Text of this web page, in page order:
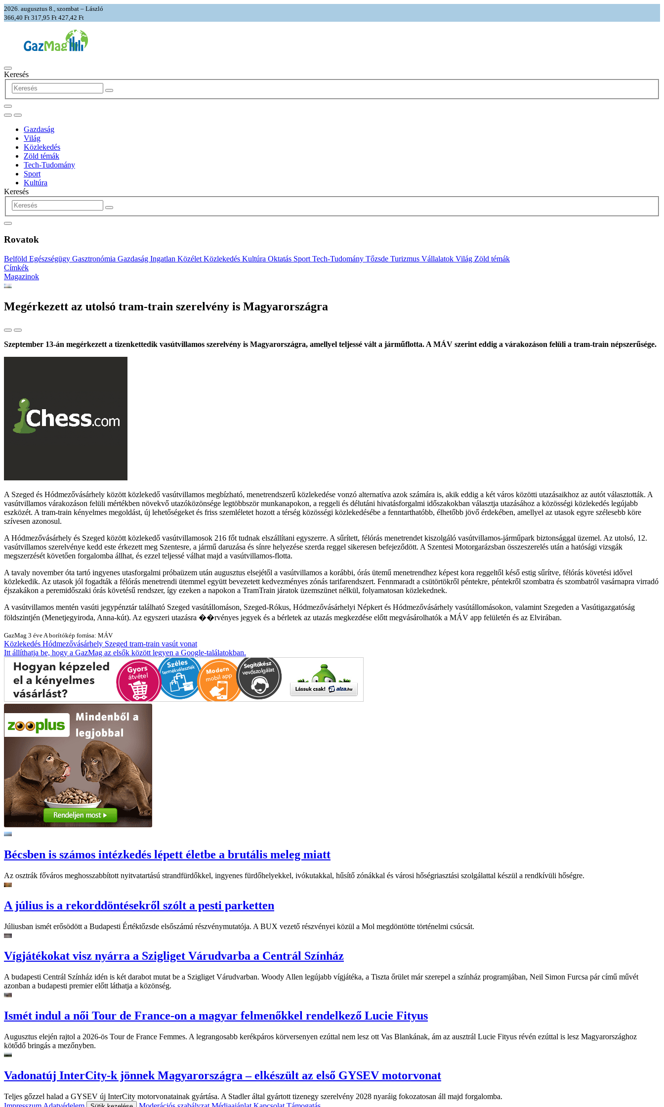
2026. augusztus 8., szombat – László
366,40 Ft 317,95 Ft 427,42 Ft
Keresés
Gazdaság
Világ
Közlekedés
Zöld témák
Tech-Tudomány
Sport
Kultúra
Keresés
Rovatok
Belföld Egészségügy Gasztronómia Gazdaság Ingatlan Közélet Közlekedés Kultúra Oktatás Sport Tech-Tudomány Tőzsde Turizmus Vállalatok Világ Zöld témák
Címkék
Magazinok
Megérkezett az utolsó tram-train szerelvény is Magyarországra
Szeptember 13-án megérkezett a tizenkettedik vasútvillamos szerelvény is Magyarországra, amellyel teljessé vált a járműflotta. A MÁV szerint eddig a várakozáson felüli a tram-train népszerűsége.
A Szeged és Hódmezővásárhely között közlekedő vasútvillamos megbízható, menetrendszerű közlekedése vonzó alternatíva azok számára is, akik eddig a két város közötti utazásaikhoz az autót választották. A
vasútvillamos várakozáson felüli mértékben növekvő utazóközönsége legtöbbször munkanapokon, a reggeli és délutáni hivatásforgalmi időszakokban választja utazásához a közösségi közlekedés legújabb
eszközét. A tram-train kényelmes megoldást, új lehetőségeket és friss szemléletet hozott a térség közösségi közlekedésébe a fenntarthatóbb, élhetőbb jövő érdekében, amellyel az utasok egyre szélesebb köre
szívesen azonosul.
A Hódmezővásárhely és Szeged között közlekedő vasútvillamosok 216 főt tudnak elszállítani egyszerre. A sűrített, félórás menetrendet kiszolgáló vasútvillamos-járműpark biztonsággal üzemel. Az utolsó, 12.
vasútvillamos szerelvénye kedd este érkezett meg Szentesre, a jármű daruzása és sínre helyezése szerda reggel sikeresen befejeződött. A Szentesi Motorgarázsban összeszerelés után a hatósági vizsgák
megszerzését követően forgalomba állhat, és ezzel teljessé válhat majd a vasútvillamos-flotta.
A tavaly november óta tartó ingyenes utasforgalmi próbaüzem után augusztus elsejétől a vasútvillamos a korábbi, órás ütemű menetrendhez képest kora reggeltől késő estig sűrítve, félórás követési idővel
közlekedik. Az utasok jól fogadták a félórás menetrendi ütemmel együtt bevezetett kedvezményes zónás tarifarendszert. Fennmaradt a csütörtökről péntekre, péntekről szombatra és szombatról vasárnapra virradó
éjszakákon a peremidőszaki órás követésű rendszer, így ezeken a napokon a TramTrain járatok üzemszünet nélkül, folyamatosan közlekednek.
A vasútvillamos mentén vasúti jegypénztár található Szeged vasútállomáson, Szeged-Rókus, Hódmezővásárhelyi Népkert és Hódmezővásárhely vasútállomásokon, valamint Szegeden a Vasútigazgatóság
földszintjén (Menetjegyiroda, Anna-kút). Az egyszeri utazásra ��rvényes jegyek és a bérletek az utazás megkezdése előtt megvásárolhatók a MÁV app felületén és az Elvirában.
GazMag 3 éve A borítókép forrása: MÁV
Közlekedés Hódmezővásárhely Szeged tram-train vasút vonat
Itt állíthatja be, hogy a GazMag az elsők között legyen a Google-találatokban.
Bécsben is számos intézkedés lépett életbe a brutális meleg miatt
Az osztrák főváros meghosszabbított nyitvatartású strandfürdőkkel, ingyenes fürdőhelyekkel, ivókutakkal, hűsítő zónákkal és városi hőségriasztási szolgálattal készül a rendkívüli hőségre.
A július is a rekorddöntésekről szólt a pesti parketten
Júliusban ismét erősödött a Budapesti Értéktőzsde elsőszámú részvénymutatója. A BUX vezető részvényei közül a Mol megdöntötte történelmi csúcsát.
Vígjátékokat visz nyárra a Szigliget Várudvarba a Centrál Színház
A budapesti Centrál Színház idén is két darabot mutat be a Szigliget Várudvarban. Woody Allen legújabb vígjátéka, a Tiszta őrület már szerepel a színház programjában, Neil Simon Furcsa pár című művét
azonban a budapesti premier előtt láthatja a közönség.
Ismét indul a női Tour de France-on a magyar felmenőkkel rendelkező Lucie Fityus
Augusztus elején rajtol a 2026-ös Tour de France Femmes. A legrangosabb kerékpáros körversenyen ezúttal nem lesz ott Vas Blankának, ám az ausztrál Lucie Fityus révén ezúttal is lesz Magyarországhoz
kötődő bringás a mezőnyben.
Vadonatúj InterCity-k jönnek Magyarországra – elkészült az első GYSEV motorvonat
Teljes gőzzel halad a GYSEV új InterCity motorvonatainak gyártása. A Stadler által gyártott tizenegy szerelvény 2028 nyaráig fokozatosan áll majd forgalomba.